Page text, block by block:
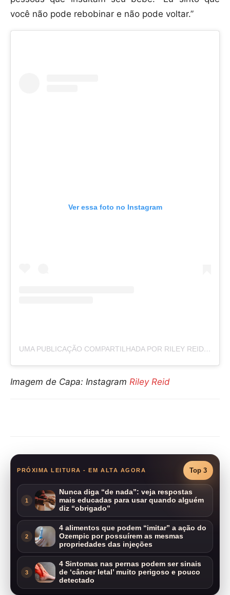
você não pode rebobinar e não pode voltar.”
Ver essa foto no Instagram
UMA PUBLICAÇÃO COMPARTILHADA POR RILEY REID (@LETRILEYLIVE)
Imagem de Capa: Instagram Riley Reid
PRÓXIMA LEITURA - EM ALTA AGORA Top 3
1
Nunca diga “de nada”: veja respostas
mais educadas para usar quando alguém
diz “obrigado”
2
4 alimentos que podem “imitar” a ação do
Ozempic por possuírem as mesmas
propriedades das injeções
3
4 Sintomas nas pernas podem ser sinais
de ‘câncer letal’ muito perigoso e pouco
detectado